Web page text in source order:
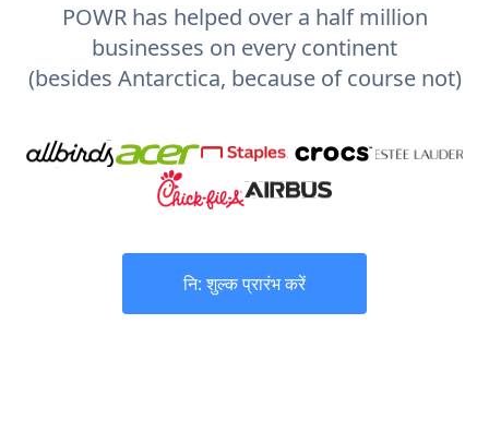
POWR has helped over a half million
businesses on every continent
(besides Antarctica, because of course not)
नि: शुल्क प्रारंभ करें